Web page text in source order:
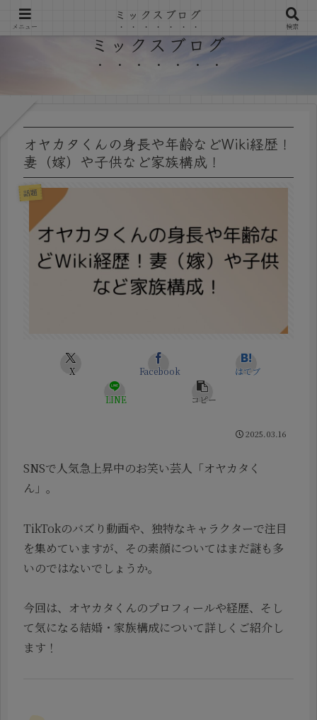
ミックスブログ
オヤカタくんの身長や年齢などWiki経歴！
妻（嫁）や子供など家族構成！
話題
X Facebook はてブ
LINE コピー
2025.03.16
SNSで人気急上昇中のお笑い芸人「オヤカタく
ん」。
TikTokのバズり動画や、独特なキャラクターで注目
を集めていますが、その素顔についてはまだ謎も多
いのではないでしょうか。
今回は、オヤカタくんのプロフィールや経歴、そし
て気になる結婚・家族構成について詳しくご紹介し
ます！
メニュー
ミックスブログ
検索